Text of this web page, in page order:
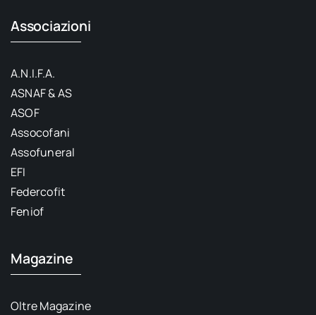
Associazioni
A.N.I.F.A.
ASNAF & AS
ASOF
Assocofani
Assofuneral
EFI
Federcofit
Feniof
Magazine
Oltre Magazine